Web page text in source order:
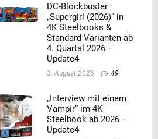
DC-Blockbuster
„Supergirl (2026)“ in
4K Steelbooks &
Standard Varianten ab
4. Quartal 2026 –
Update4
3. August 2026 49
„Interview mit einem
Vampir“ im 4K
Steelbook ab 2026 –
Update4